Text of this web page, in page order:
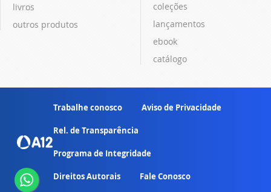
livros
outros produtos
coleções
lançamentos
ebook
catálogo
Trabalhe conosco Aviso de Privacidade
Rel. de Transparência
Programa de Integridade
Direitos Autorais Fale Conosco